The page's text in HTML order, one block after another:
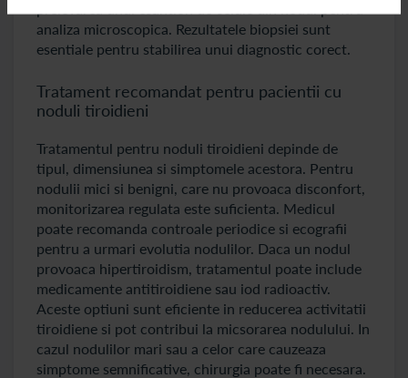
analiza microscopica. Rezultatele biopsiei sunt
esentiale pentru stabilirea unui diagnostic corect.
Tratament recomandat pentru pacientii cu
noduli tiroidieni
Tratamentul pentru noduli tiroidieni depinde de
tipul, dimensiunea si simptomele acestora. Pentru
nodulii mici si benigni, care nu provoaca disconfort,
monitorizarea regulata este suficienta. Medicul
poate recomanda controale periodice si ecografii
pentru a urmari evolutia nodulilor. Daca un nodul
provoaca hipertiroidism, tratamentul poate include
medicamente antitiroidiene sau iod radioactiv.
Aceste optiuni sunt eficiente in reducerea activitatii
tiroidiene si pot contribui la micsorarea nodulului. In
cazul nodulilor mari sau a celor care cauzeaza
simptome semnificative, chirurgia poate fi necesara.